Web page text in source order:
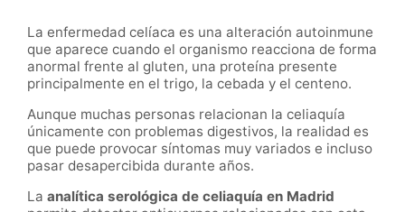
La enfermedad celíaca es una alteración autoinmune
que aparece cuando el organismo reacciona de forma
anormal frente al gluten, una proteína presente
principalmente en el trigo, la cebada y el centeno.
Aunque muchas personas relacionan la celiaquía
únicamente con problemas digestivos, la realidad es
que puede provocar síntomas muy variados e incluso
pasar desapercibida durante años.
La analítica serológica de celiaquía en Madrid